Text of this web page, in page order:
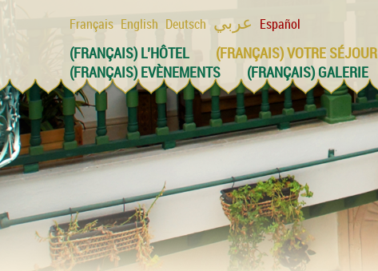
Français English Deutsch عربي Español
(FRANÇAIS) L’HÔTEL (FRANÇAIS) VOTRE SÉJOUR
(FRANÇAIS) EVÈNEMENTS
(FRANÇAIS) GALERIE